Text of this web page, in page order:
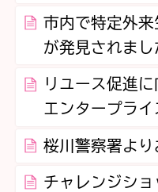
市内で特定外来
が発見されまし
リユース促進
エンタープラ
桜川警察署より
チャレンジシ